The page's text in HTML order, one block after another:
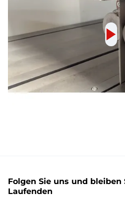
Folgen Sie uns und bleiben
Laufenden